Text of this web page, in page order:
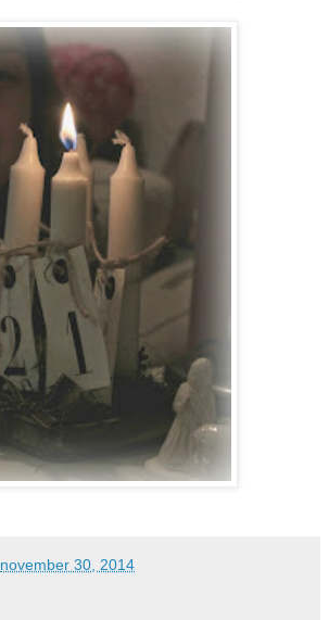
november 30, 2014